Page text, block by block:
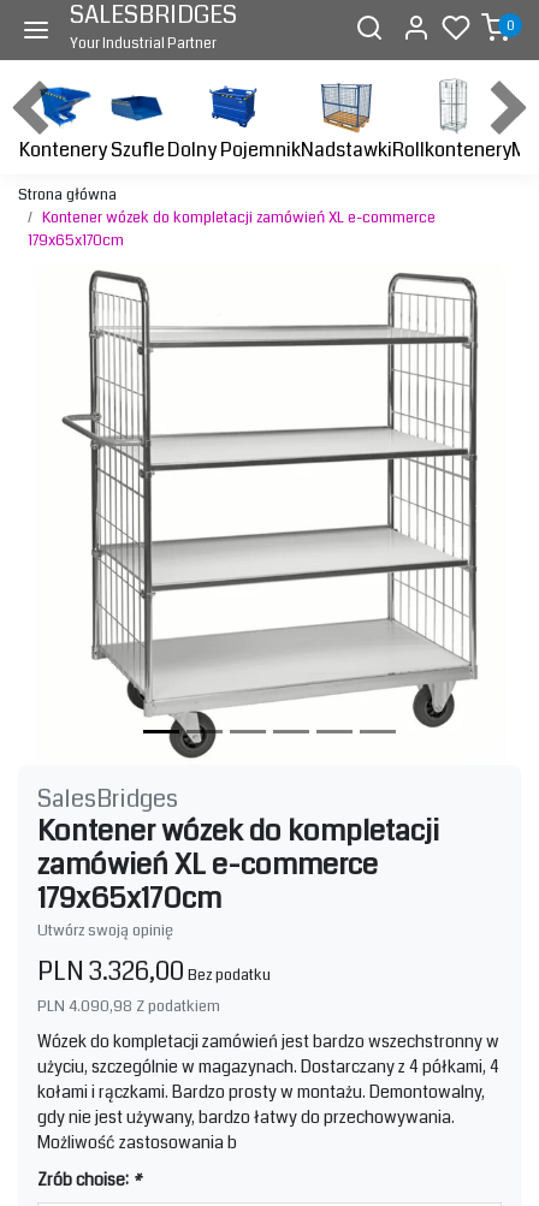
SALESBRIDGES
Your Industrial Partner
0
KontenerySzufleDolny PojemnikNadstawkiRollkontenery
Strona główna
Kontener wózek do kompletacji zamówień XL e-commerce
179x65x170cm
Previous
SalesBridges
Kontener wózek do kompletacji
zamówień XL e-commerce
179x65x170cm
Utwórz swoją opinię
PLN 3.326,00 Bez podatku
PLN 4.090,98 Z podatkiem
Wózek do kompletacji zamówień jest bardzo wszechstronny w
użyciu, szczególnie w magazynach. Dostarczany z 4 półkami, 4
kołami i rączkami. Bardzo prosty w montażu. Demontowalny,
gdy nie jest używany, bardzo łatwy do przechowywania.
Możliwość zastosowania b
Zrób choise: *